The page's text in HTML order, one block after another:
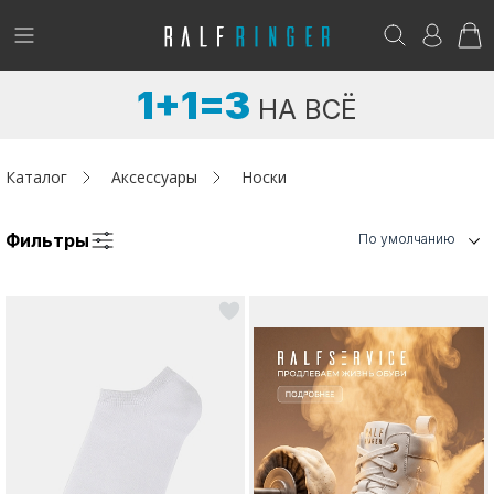
!
Женщинам
Возникли вопросы? - club@ralf.ru
1+1=3 НА ВСЁ
Каталог Аксессуары Носки
Фильтры По умолчанию